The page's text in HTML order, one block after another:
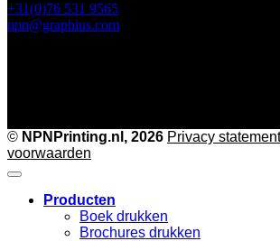
+31(0)76 531 9565
npn@graphius.com
© NPNPrinting.nl, 2026 Privacy statement
voorwaarden
Producten
Boek drukken
Brochures drukken